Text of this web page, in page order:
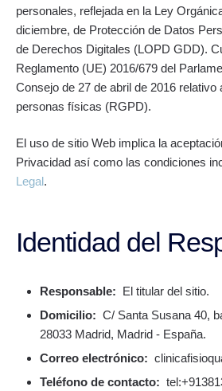
personales, reflejada en la Ley
diciembre, de Protección de Datos
de Derechos Digitales (LOPD GDD).
Reglamento (UE) 2016/679 del
Consejo de 27 de abril de 2016 relativo
personas físicas (RGPD).
El uso de sitio Web implica la
Privacidad así como las condiciones
Legal.
Identidad del
Responsable: El titular del sitio.
Domicilio: C/ Santa Susana 40,
28033 Madrid, Madrid - España.
Correo electrónico:
Teléfono de contacto: